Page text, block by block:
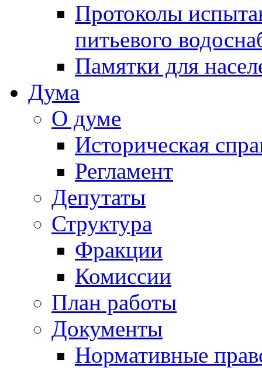
Протоколы
питьевого
Памятки для
Дума
О думе
Историческая
Регламент
Депутаты
Структура
Фракции
Комиссии
План работы
Документы
Нормативные